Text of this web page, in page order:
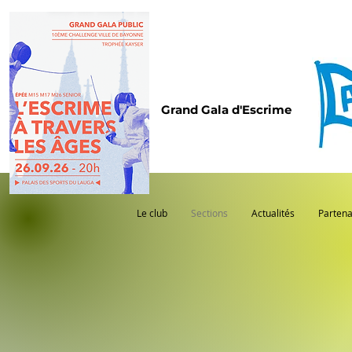
Grand Gala d'Escrime
Le club Sections Actualités